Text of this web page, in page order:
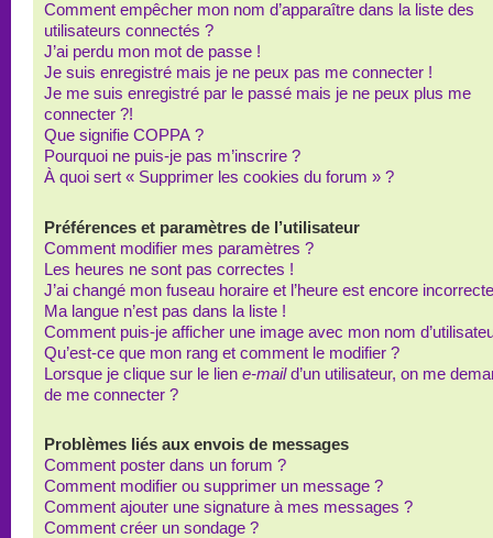
Comment empêcher mon nom d’apparaître dans la liste des
utilisateurs connectés ?
J’ai perdu mon mot de passe !
Je suis enregistré mais je ne peux pas me connecter !
Je me suis enregistré par le passé mais je ne peux plus me
connecter ?!
Que signifie COPPA ?
Pourquoi ne puis-je pas m’inscrire ?
À quoi sert « Supprimer les cookies du forum » ?
Préférences et paramètres de l’utilisateur
Comment modifier mes paramètres ?
Les heures ne sont pas correctes !
J’ai changé mon fuseau horaire et l’heure est encore
Ma langue n’est pas dans la liste !
Comment puis-je afficher une image avec mon nom
Qu’est-ce que mon rang et comment le modifier ?
Lorsque je clique sur le lien e-maild’un utilisateur, on me
de me connecter ?
Problèmes liés aux envois de messages
Comment poster dans un forum ?
Comment modifier ou supprimer un message ?
Comment ajouter une signature à mes messages ?
Comment créer un sondage ?